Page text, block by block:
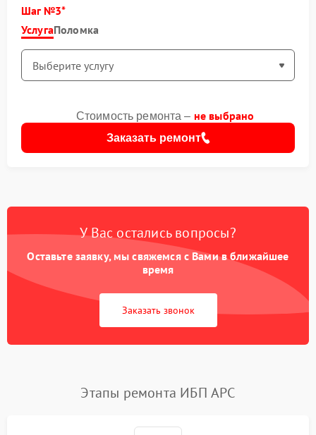
Шаг №3
УслугаПоломка
Заказать ремонт
Стоимость ремонта – не выбрано
У Вас остались вопросы?
Оставьте заявку, мы свяжемся с Вами в ближайшее
время
Заказать звонок
Этапы ремонта ИБП APC